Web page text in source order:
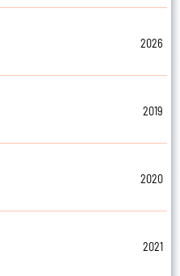
2026
2019
2020
2021